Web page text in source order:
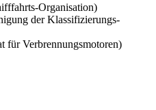
Organisation)
der Klassifizierungs-
für Verbrennungsmotoren)